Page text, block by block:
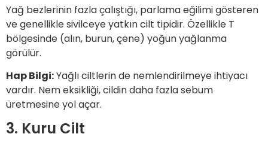
Yağ bezlerinin fazla çalıştığı, parlama eğilimi gösteren
ve genellikle sivilceye yatkın cilt tipidir. Özellikle T
bölgesinde (alın, burun, çene) yoğun yağlanma
görülür.
Hap Bilgi:Yağlı ciltlerin de nemlendirilmeye ihtiyacı
vardır. Nem eksikliği, cildin daha fazla sebum
üretmesine yol açar.
3. Kuru Cilt